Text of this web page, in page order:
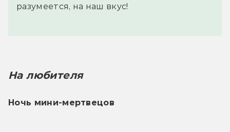
разумеется, на наш вкус!
На любителя
Ночь мини-мертвецов